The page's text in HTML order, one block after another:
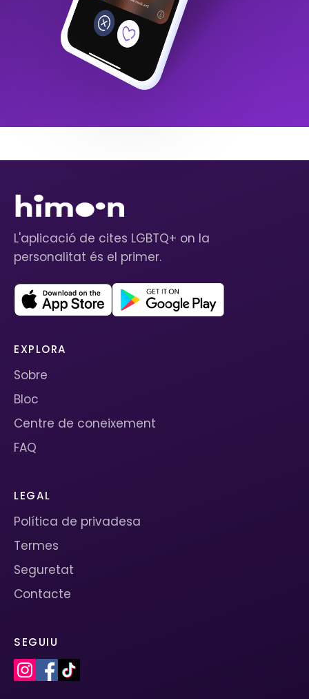
L'aplicació de cites LGBTQ+ on la
personalitat és el primer.
EXPLORA
Sobre
Bloc
Centre de coneixement
FAQ
LEGAL
Política de privadesa
Termes
Seguretat
Contacte
SEGUIU